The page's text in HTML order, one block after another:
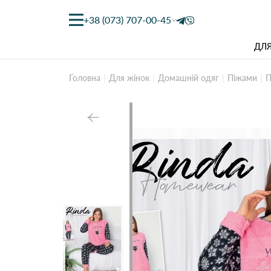
+38 (073) 707-00-45
Головна Для жінок Домашній одяг Піжами